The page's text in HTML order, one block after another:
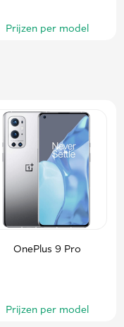
Prijzen per model
OnePlus 9 Pro
Prijzen per model